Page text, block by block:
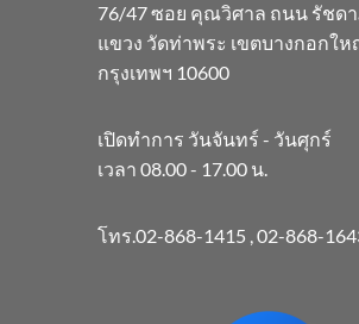
76/47 ซอย คุณวิศาล ถนน รัชด
แขวง วัดท่าพระ เขตบางกอกใ
กรุงเทพฯ 10600
เปิดทำการ วันจันทร์ - วันศุกร์
เวลา 08.00 - 17.00 น.
โทร.02-868-1415 ,02-868-